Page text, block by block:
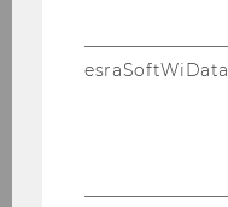
Team Mohr
esraSoftWiData